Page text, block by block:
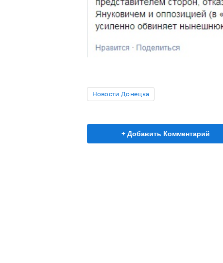
Новости Донецка
+ Добавить Комментарий